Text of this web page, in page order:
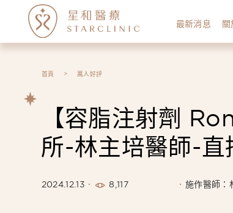
最新消息 關
首頁 萬人好評
【容脂注射劑
所-林主培醫師-直
2024.12.13 8,117 施作醫師：